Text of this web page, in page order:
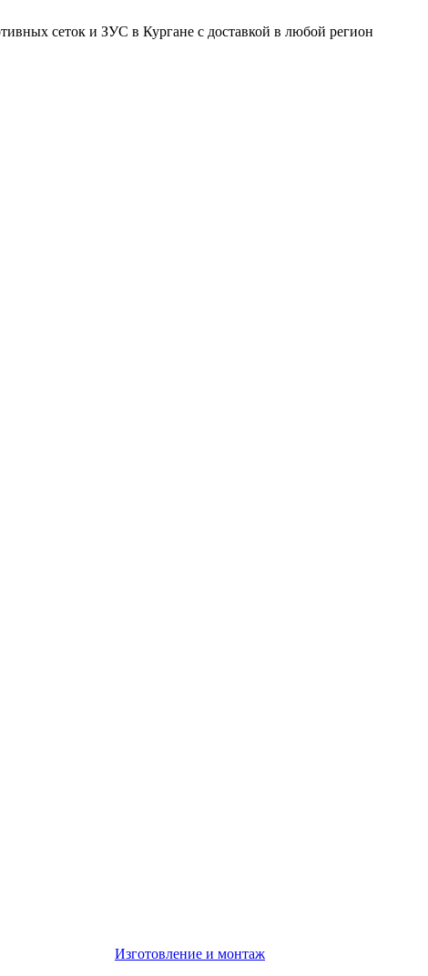
сеток и ЗУС в Кургане с доставкой в любой регион
Изготовление и монтаж